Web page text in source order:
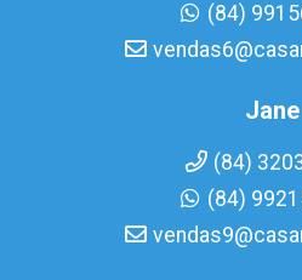
(84)
Jane
(84)
(84)